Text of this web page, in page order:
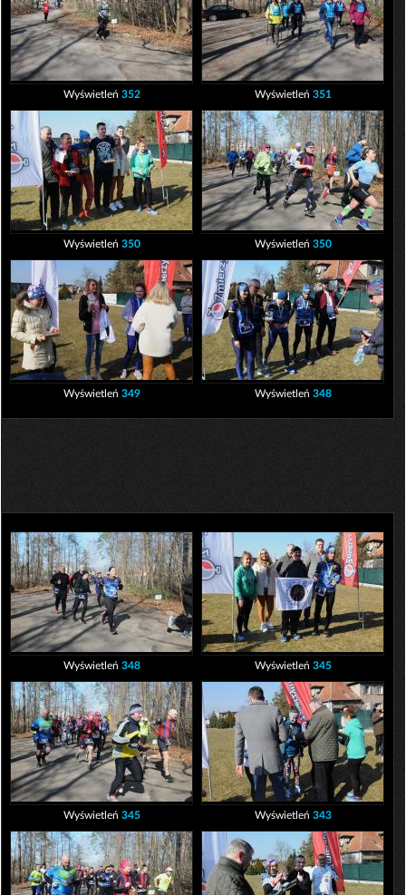
Wyświetleń 352 Wyświetleń 351
Wyświetleń 350 Wyświetleń 350
Wyświetleń 349 Wyświetleń 348
Wyświetleń 348 Wyświetleń 345
Wyświetleń 345 Wyświetleń 343